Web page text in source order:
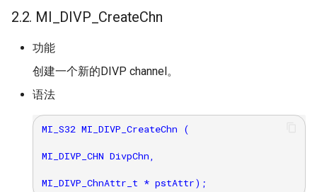
2.2. MI_DIVP_CreateChn
功能
创建一个新的DIVP channel。
语法
MI_S32 MI_DIVP_CreateChn (
MI_DIVP_CHN DivpChn,